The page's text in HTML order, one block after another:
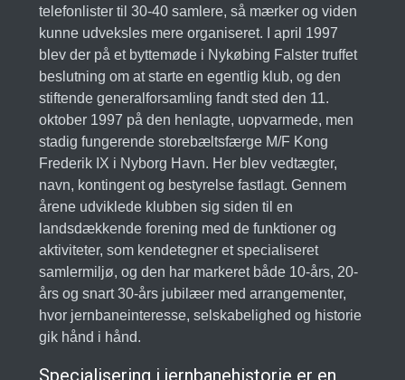
telefonlister til 30-40 samlere, så mærker og viden
kunne udveksles mere organiseret. I april 1997
blev der på et byttemøde i Nykøbing Falster truffet
beslutning om at starte en egentlig klub, og den
stiftende generalforsamling fandt sted den 11.
oktober 1997 på den henlagte, uopvarmede, men
stadig fungerende storebæltsfærge M/F Kong
Frederik IX i Nyborg Havn. Her blev vedtægter,
navn, kontingent og bestyrelse fastlagt. Gennem
årene udviklede klubben sig siden til en
landsdækkende forening med de funktioner og
aktiviteter, som kendetegner et specialiseret
samlermiljø, og den har markeret både 10-års, 20-
års og snart 30-års jubilæer med arrangementer,
hvor jernbaneinteresse, selskabelighed og historie
gik hånd i hånd.
Specialisering i jernbanehistorie er en